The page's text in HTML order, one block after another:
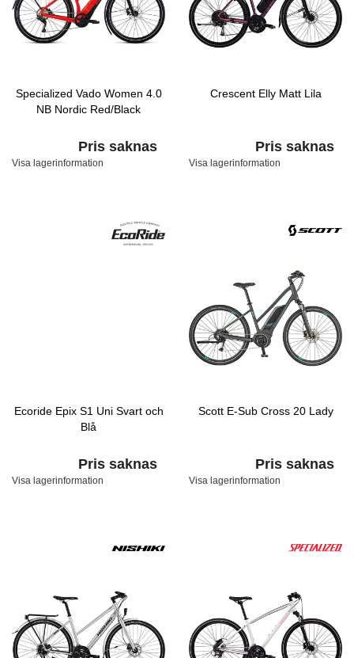
Specialized Vado Women 4.0
NB Nordic Red/Black
Pris saknas
Visa lagerinformation
Crescent Elly Matt Lila
Pris saknas
Visa lagerinformation
Ecoride Epix S1 Uni Svart och
Blå
Pris saknas
Visa lagerinformation
Scott E-Sub Cross 20 Lady
Pris saknas
Visa lagerinformation